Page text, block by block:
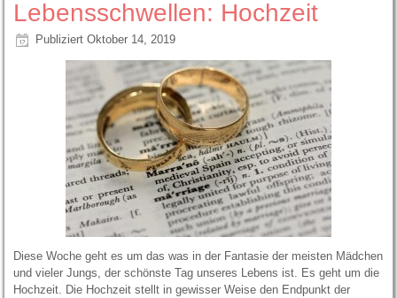
Lebensschwellen: Hochzeit
Publiziert Oktober 14, 2019
Diese Woche geht es um das was in der Fantasie der meisten Mädchen
und vieler Jungs, der schönste Tag unseres Lebens ist. Es geht um die
Hochzeit. Die Hochzeit stellt in gewisser Weise den Endpunkt der